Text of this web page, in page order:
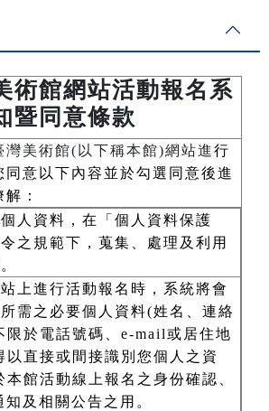
術館網站活動報名系
暨同意條款
灣美術館(以下稱本館)網站進行
同意以下內容並於勾選同意後進
：
人資料，在「個人資料保護
之規範下，蒐集、處理及利用
上進行活動報名時，系統將會
需之必要個人資料(姓名、連絡
限於電話號碼、e-mail或居住地
以直接或間接識別您個人之資
館活動線上報名之身份確認、
及相關公告之用。